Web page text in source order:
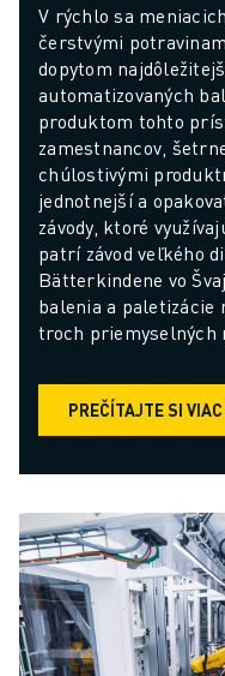
V rýchlo sa
čerstvými
dopytom
automatizovaných
produktom tohto
zamestnancov,
chúlostivými
jednotnejší a
závody, ktoré
patrí závod veľkého
Bätterkindene vo
balenia a paletizácie
troch priemyselných
PREČÍTAJTE SI VIAC